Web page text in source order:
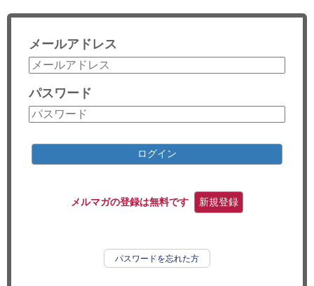
採用情報
お問い合わせ
コンサルティング
リサーチ
メールアドレス
パスワード
ログイン
メルマガの登録は無料です 新規登録
パスワードを忘れた方